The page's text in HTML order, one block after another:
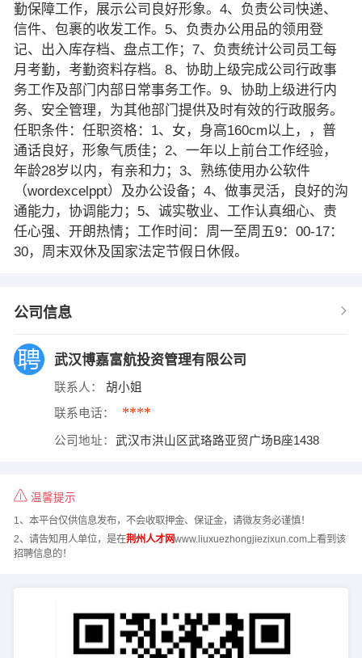
勤保障工作，展示公司良好形象。4、负责公司快递、
信件、包裹的收发工作。5、负责办公用品的领用登
记、出入库存档、盘点工作；7、负责统计公司员工每
月考勤，考勤资料存档。8、协助上级完成公司行政事
务工作及部门内部日常事务工作。9、协助上级进行内
务、安全管理，为其他部门提供及时有效的行政服务。
任职条件：任职资格：1、女，身高160cm以上，，普
通话良好，形象气质佳；2、一年以上前台工作经验，
年龄28岁以内，有亲和力；3、熟练使用办公软件
（wordexcelppt）及办公设备；4、做事灵活，良好的沟
通能力，协调能力；5、诚实敬业、工作认真细心、责
任心强、开朗热情；工作时间：周一至周五9：00-17：
30，周末双休及国家法定节假日休假。
公司信息
武汉博嘉富航投资管理有限公司
联系人： 胡小姐
联系电话： ****
公司地址： 武汉市洪山区武珞路亚贸广场B座1438
温馨提示
1、本平台仅供信息发布，不会收取押金、保证金，请微友务必谨慎！
2、请告知用人单位，是在荆州人才网www.liuxuezhongjiezixun.com上看到该
招聘信息的！